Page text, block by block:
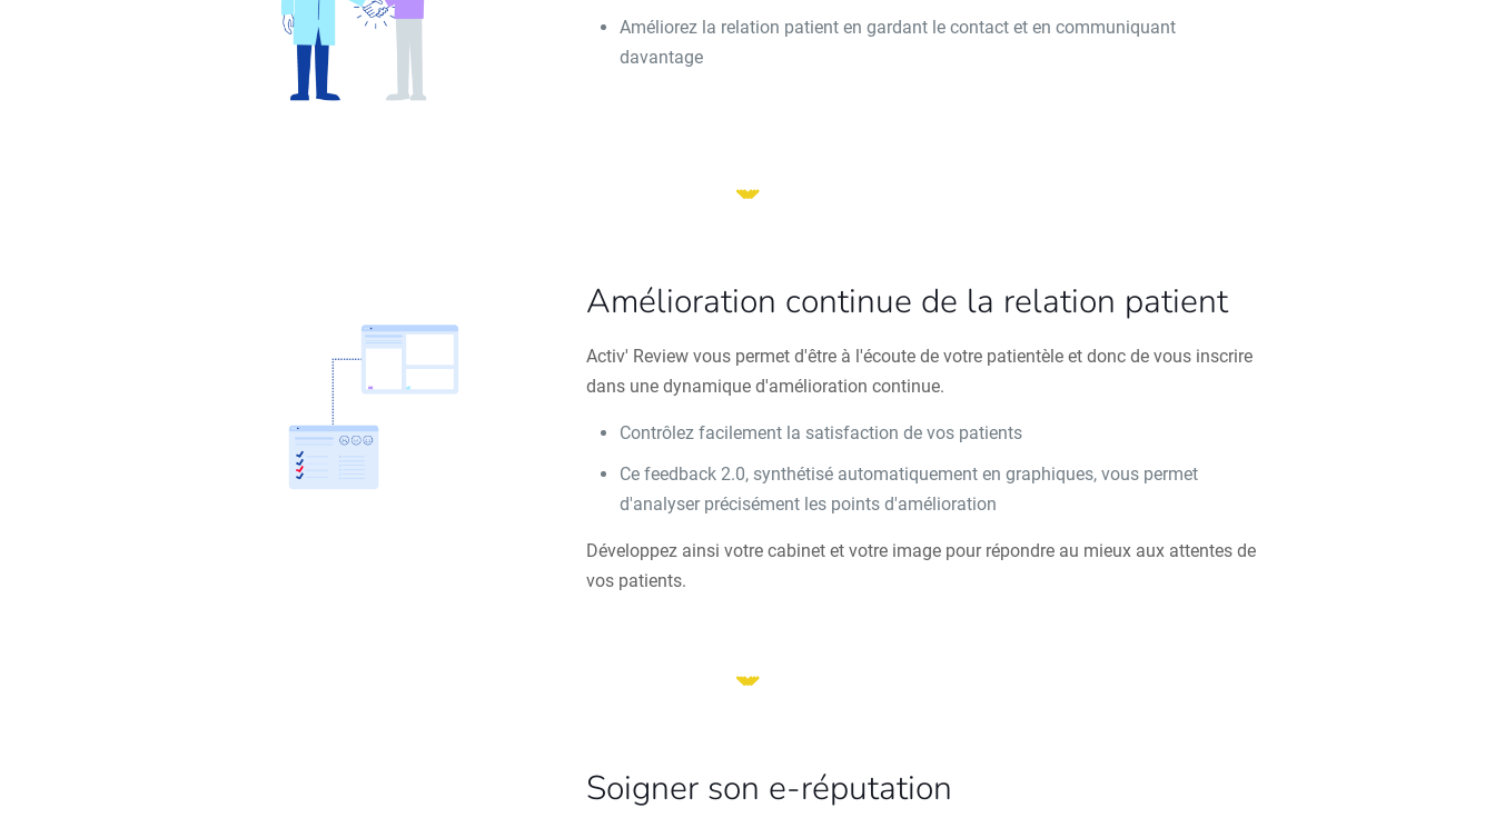
Améliorez la relation patient en gardant le contact et en communiquant
davantage
Amélioration continue de la relation patient
Activ' Review vous permet d'être à l'écoute de votre patientèle et donc de vous inscrire
dans une dynamique d'amélioration continue.
Contrôlez facilement la satisfaction de vos patients
Ce feedback 2.0, synthétisé automatiquement en graphiques, vous permet
d'analyser précisément les points d'amélioration
Développez ainsi votre cabinet et votre image pour répondre au mieux aux attentes de
vos patients.
Soigner son e-réputation